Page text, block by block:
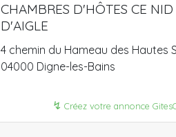
CHAMBRES D'HÔTES CE NID
D'AIGLE
4 chemin du Hameau des Hautes
04000 Digne-les-Bains
↯ Créez votre annonce